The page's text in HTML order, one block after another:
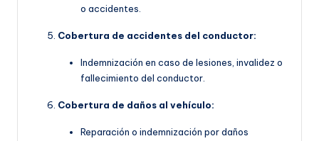
o accidentes.
Cobertura de accidentes del conductor:
Indemnización en caso de lesiones, invalidez o
fallecimiento del conductor.
Cobertura de daños al vehículo:
Reparación o indemnización por daños